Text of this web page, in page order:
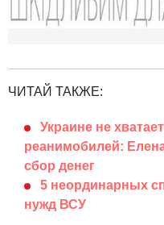
ЧИТАЙ ТАКЖЕ:
Украине не
реанимобилей:
сбор денег
5 неординарных
нужд ВСУ